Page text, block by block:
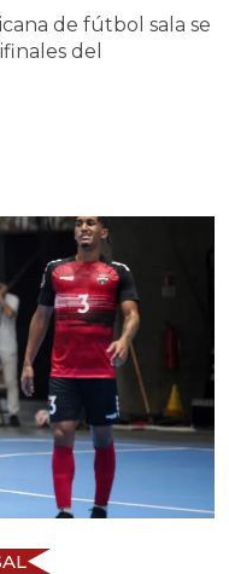
de fútbol sala se
del